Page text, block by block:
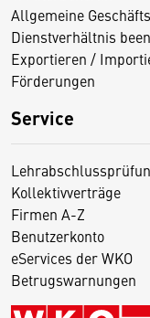
Allgemeine
Dienstverhältnis
Exportieren /
Förderungen
Service
Kollektivverträge
Firmen A-Z
Benutzerkonto
eServices der WKO
Betrugswarnungen